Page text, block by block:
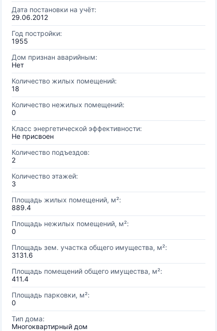
Дата постановки на учёт:
29.06.2012
Год постройки:
1955
Дом признан аварийным:
Нет
Количество жилых помещений:
18
Количество нежилых помещений:
0
Класс энергетической эффективности:
Не присвоен
Количество подъездов:
2
Количество этажей:
3
Площадь жилых помещений, м²:
889.4
Площадь нежилых помещений, м²:
0
Площадь зем. участка общего имущества, м²:
3131.6
Площадь помещений общего имущества, м²:
411.4
Площадь парковки, м²:
0
Тип дома:
Многоквартирный дом